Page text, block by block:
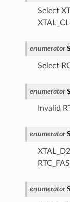
Select
enumerator
Select
enumerator
Invalid
enumerator
enumerator